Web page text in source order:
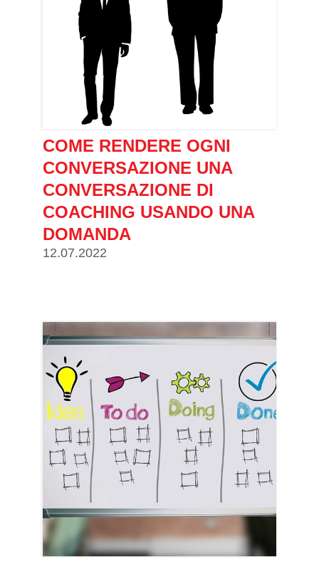
COME RENDERE OGNI
CONVERSAZIONE UNA
CONVERSAZIONE DI
COACHING USANDO UNA
DOMANDA
12.07.2022